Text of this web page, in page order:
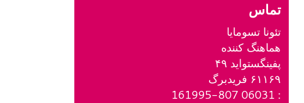
تماس
تئونا تسومایا
هماهنگ کننده
پفینگستواید ۴۹
۶۱۱۶۹ فریدبرگ
ت: 06031 161995-807